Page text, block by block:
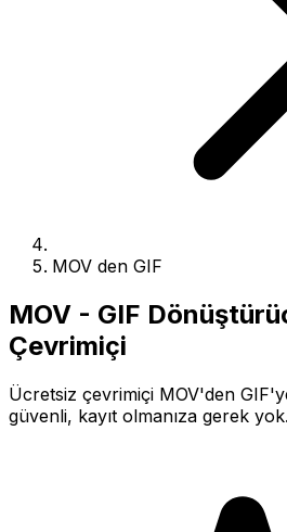
MOV den GIF
MOV - GIF
Çevrimiçi
Ücretsiz çevrimiçi MOV'den
güvenli, kayıt olmanıza gerek yok.